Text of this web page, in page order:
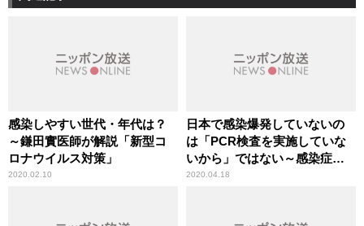
感染しやすい世代・年代は？
～鎌田實医師が解説「新型コ
ロナウイルス対策」
2020.02.10
日本で感染爆発していないの
は「PCR検査を実施していな
いから」ではない～感染症専
門医が解説 新型コロナウイ
2020.04.18